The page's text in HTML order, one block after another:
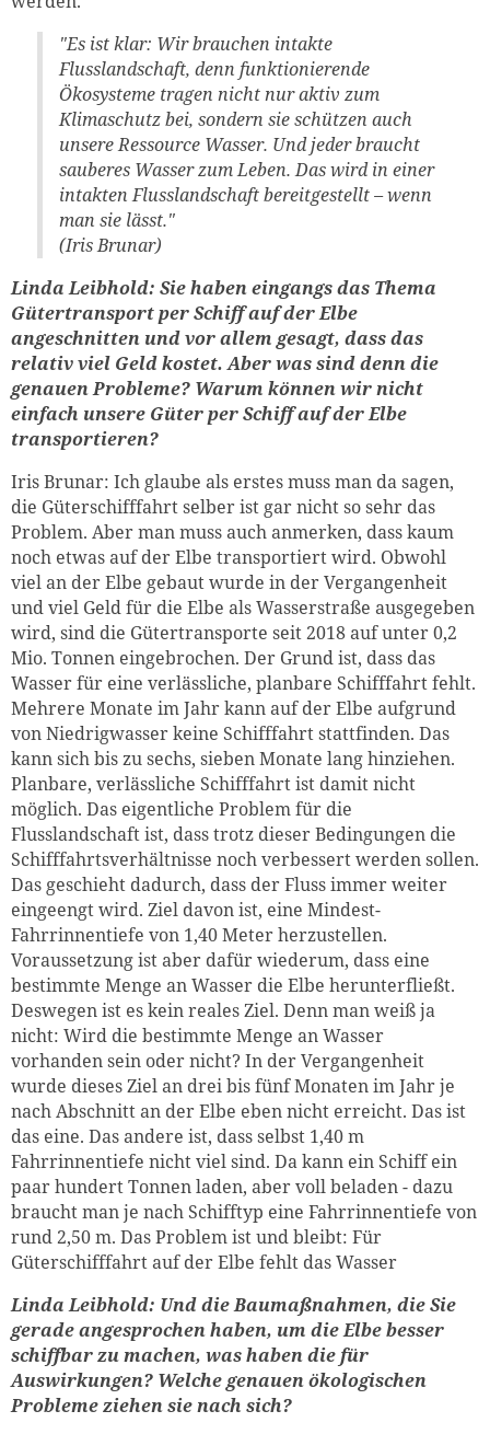
"Es ist klar: Wir brauchen intakte
Flusslandschaft, denn funktionierende
Ökosysteme tragen nicht nur aktiv zum
Klimaschutz bei, sondern sie schützen auch
unsere Ressource Wasser. Und jeder braucht
sauberes Wasser zum Leben. Das wird in einer
intakten Flusslandschaft bereitgestellt – wenn
man sie lässt."
(Iris Brunar)
Linda Leibhold: Sie haben eingangs das Thema
Gütertransport per Schiff auf der Elbe
angeschnitten und vor allem gesagt, dass das
relativ viel Geld kostet. Aber was sind denn die
genauen Probleme? Warum können wir nicht
einfach unsere Güter per Schiff auf der Elbe
transportieren?
Iris Brunar: Ich glaube als erstes muss man da sagen,
die Güterschifffahrt selber ist gar nicht so sehr das
Problem. Aber man muss auch anmerken, dass kaum
noch etwas auf der Elbe transportiert wird. Obwohl
viel an der Elbe gebaut wurde in der Vergangenheit
und viel Geld für die Elbe als Wasserstraße ausgegeben
wird, sind die Gütertransporte seit 2018 auf unter 0,2
Mio. Tonnen eingebrochen. Der Grund ist, dass das
Wasser für eine verlässliche, planbare Schifffahrt fehlt.
Mehrere Monate im Jahr kann auf der Elbe aufgrund
von Niedrigwasser keine Schifffahrt stattfinden. Das
kann sich bis zu sechs, sieben Monate lang hinziehen.
Planbare, verlässliche Schifffahrt ist damit nicht
möglich. Das eigentliche Problem für die
Flusslandschaft ist, dass trotz dieser Bedingungen die
Schifffahrtsverhältnisse noch verbessert werden sollen.
Das geschieht dadurch, dass der Fluss immer weiter
eingeengt wird. Ziel davon ist, eine Mindest-
Fahrrinnentiefe von 1,40 Meter herzustellen.
Voraussetzung ist aber dafür wiederum, dass eine
bestimmte Menge an Wasser die Elbe herunterfließt.
Deswegen ist es kein reales Ziel. Denn man weiß ja
nicht: Wird die bestimmte Menge an Wasser
vorhanden sein oder nicht? In der Vergangenheit
wurde dieses Ziel an drei bis fünf Monaten im Jahr je
nach Abschnitt an der Elbe eben nicht erreicht. Das ist
das eine. Das andere ist, dass selbst 1,40 m
Fahrrinnentiefe nicht viel sind. Da kann ein Schiff ein
paar hundert Tonnen laden, aber voll beladen - dazu
braucht man je nach Schifftyp eine Fahrrinnentiefe von
rund 2,50 m. Das Problem ist und bleibt: Für
Güterschifffahrt auf der Elbe fehlt das Wasser
Linda Leibhold: Und die Baumaßnahmen, die Sie
gerade angesprochen haben, um die Elbe besser
schiffbar zu machen, was haben die für
Auswirkungen? Welche genauen ökologischen
Probleme ziehen sie nach sich?